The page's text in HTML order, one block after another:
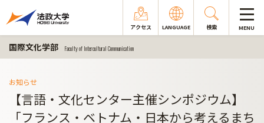
アクセス LANGUAGE 検索 MENU
国際文化学部 Faculty of Intercultural Communication
お知らせ
【言語・文化センター主催シンポジウム】
「フランス・ベトナム・日本から考えるまち